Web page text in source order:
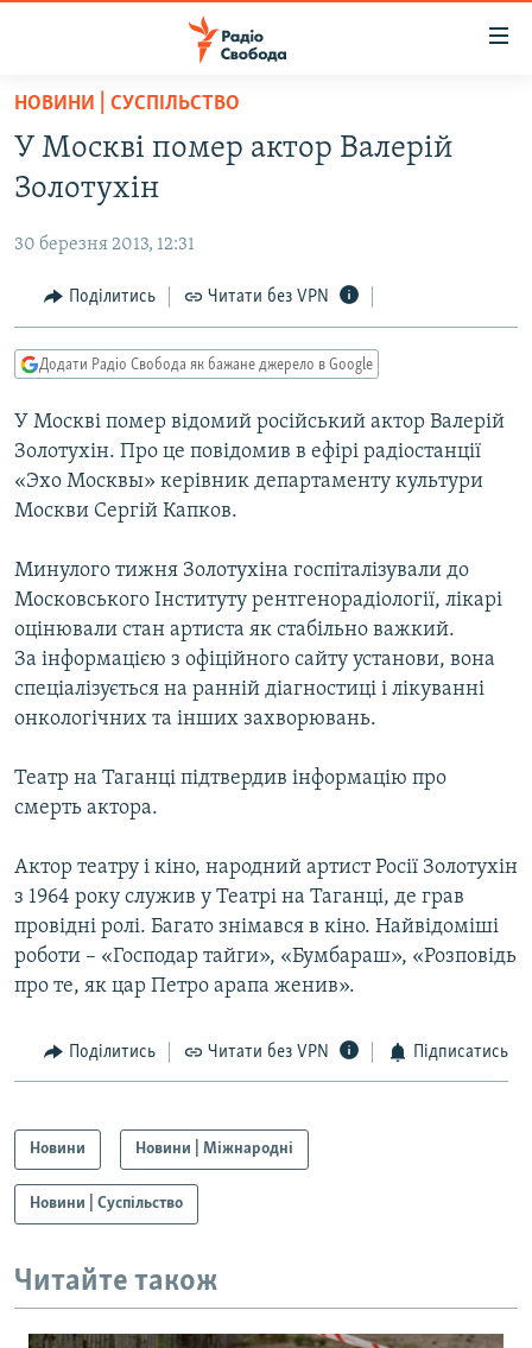
Перейти
основного
матеріалу
до
навігації
Перейти
до
ПОЛІТИКА
ЕКОНОМІКА
КУЛЬТУРА
СПОРТ
УКРАЇНА
СВІТ
ВІЙНА
РОСІЙСЬКА «ФІЛЬТРАЦІЯ»
КРИМ.РЕАЛІЇ
ТИ ЯК?
СХЕМИ
КИТАЙ.ВИКЛИКИ
ФОТО
СПЕЦПРОЄКТИ
ПОДКАСТИ
РУС
УКР
КТАТ
ДОЛУЧАЙСЯ!
Усі сайти RFE/RL
НОВИНИ | СУСПІЛЬСТВО
У Москві помер актор Валерій
Золотухін
30 березня 2013, 12:31
Поділитись Читати без VPN
Додати Радіо Свобода як бажане джерело в Google
У Москві помер відомий російський актор Валерій
Золотухін. Про це повідомив в ефірі радіостанції
«Эхо Москвы» керівник департаменту культури
Москви Сергій Капков.
Минулого тижня Золотухіна госпіталізували до
Московського Інституту рентгенорадіології, лікарі
оцінювали стан артиста як стабільно важкий.
За інформацією з офіційного сайту установи, вона
спеціалізується на ранній діагностиці і лікуванні
онкологічних та інших захворювань.
Театр на Таганці підтвердив інформацію про
смерть актора.
Актор театру і кіно, народний артист Росії Золотухін
з 1964 року служив у Театрі на Таганці, де грав
провідні ролі. Багато знімався в кіно. Найвідоміші
роботи – «Господар тайги», «Бумбараш», «Розповідь
про те, як цар Петро арапа женив».
Поділитись Читати без VPN Підписатись
Новини Новини | Міжнародні
Новини | Суспільство
Читайте також